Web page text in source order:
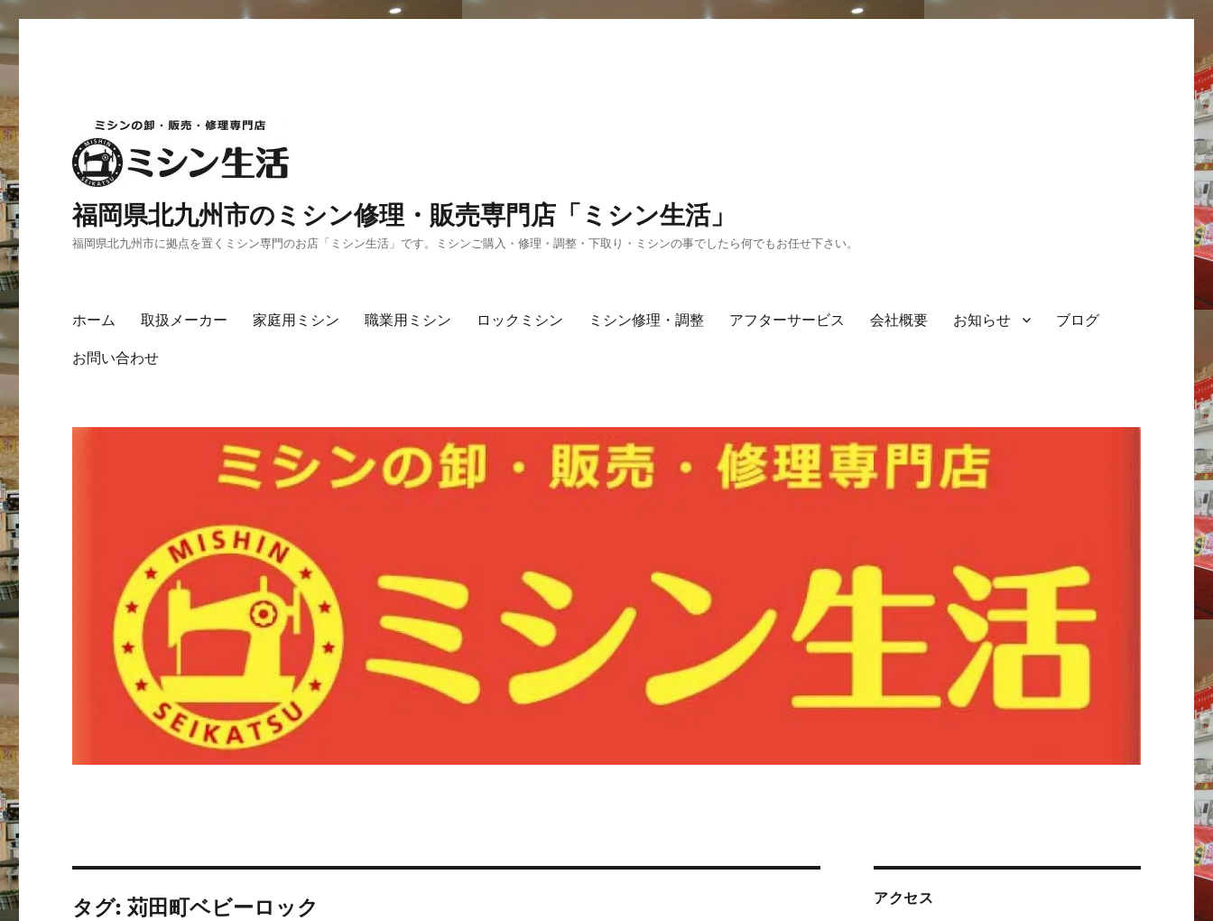
福岡県北九州市のミシン修理・販売専門店「ミシン生活」
福岡県北九州市に拠点を置くミシン専門のお店「ミシン生活」です。ミシンご購入・修理・調整・下取り・ミシンの事でしたら何でもお任せ下さい。
ホーム 取扱メーカー 家庭用ミシン 職業用ミシン ロックミシン ミシン修理・調整 アフターサービス 会社概要 お知らせ ブログ
お問い合わせ
タグ:苅田町ベビーロック アクセス